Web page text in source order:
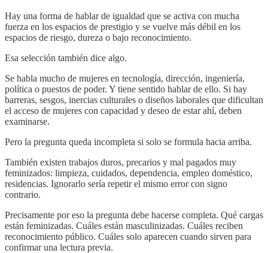
Hay una forma de hablar de igualdad que se activa con mucha
fuerza en los espacios de prestigio y se vuelve más débil en los
espacios de riesgo, dureza o bajo reconocimiento.
Esa selección también dice algo.
Se habla mucho de mujeres en tecnología, dirección, ingeniería,
política o puestos de poder. Y tiene sentido hablar de ello. Si hay
barreras, sesgos, inercias culturales o diseños laborales que dificultan
el acceso de mujeres con capacidad y deseo de estar ahí, deben
examinarse.
Pero la pregunta queda incompleta si solo se formula hacia arriba.
También existen trabajos duros, precarios y mal pagados muy
feminizados: limpieza, cuidados, dependencia, empleo doméstico,
residencias. Ignorarlo sería repetir el mismo error con signo
contrario.
Precisamente por eso la pregunta debe hacerse completa. Qué cargas
están feminizadas. Cuáles están masculinizadas. Cuáles reciben
reconocimiento público. Cuáles solo aparecen cuando sirven para
confirmar una lectura previa.